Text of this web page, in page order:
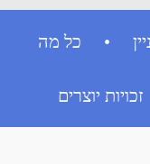
• כל מה
זכויות יוצרים